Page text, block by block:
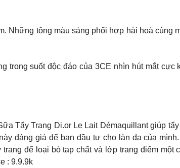
Những tông màu sáng phối hợp hài hoà cùng
trong suốt độc đáo của 3CE nhìn hút mắt
Tẩy Trang Di.or Le Lait Démaquillant giúp
đáng giá để bạn đầu tư cho làn da của
để loại bỏ tạp chất và lớp trang điểm một
: 9.9.9k